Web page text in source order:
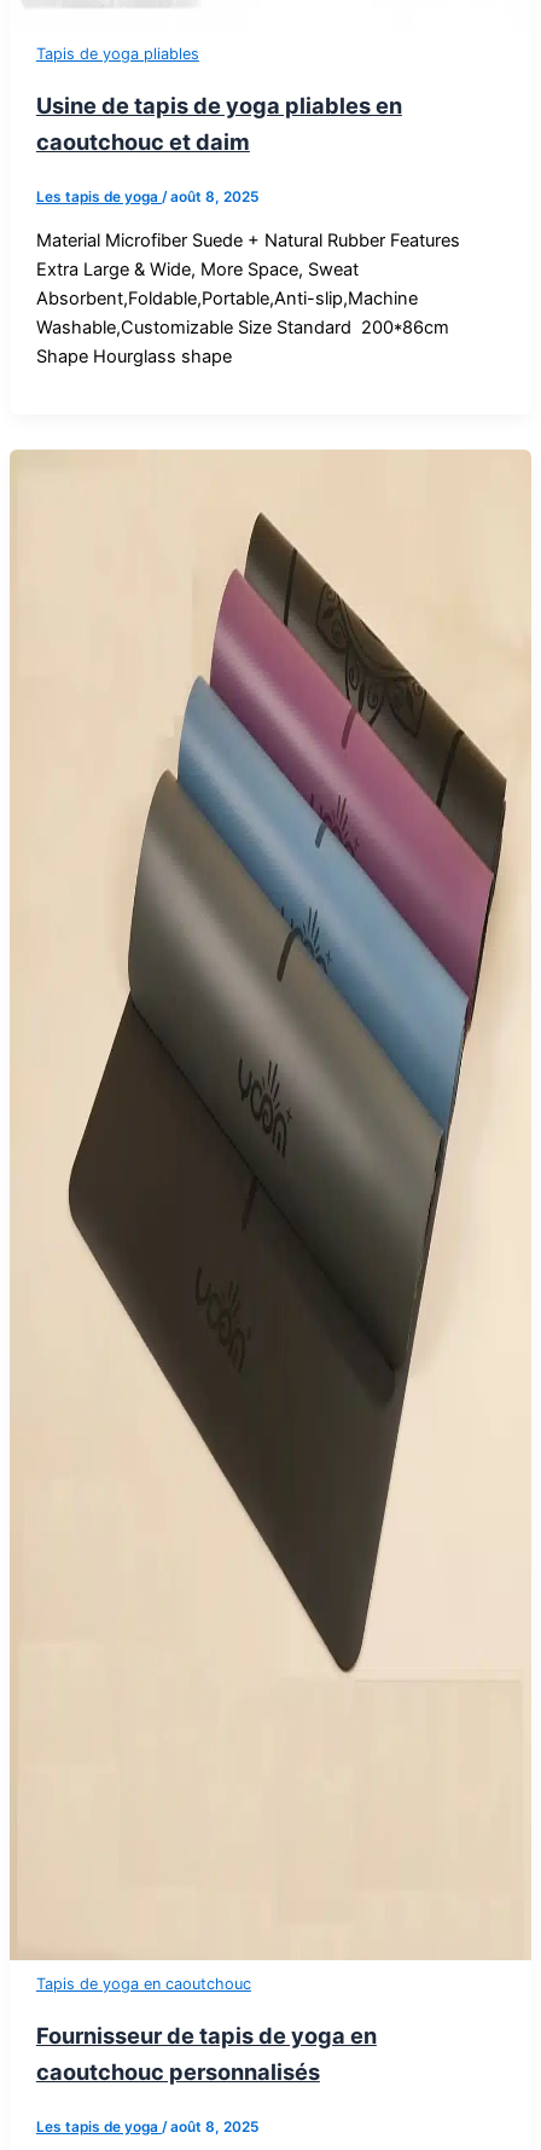
Tapis de yoga pliables
Usine de tapis de yoga pliables en
caoutchouc et daim
Les tapis de yoga /août 8, 2025
Material Microfiber Suede + Natural Rubber Features
Extra Large & Wide, More Space, Sweat
Absorbent,Foldable,Portable,Anti-slip,Machine
Washable,Customizable Size Standard 200*86cm
Shape Hourglass shape
Tapis de yoga en caoutchouc
Fournisseur de tapis de yoga en
caoutchouc personnalisés
Les tapis de yoga /août 8, 2025